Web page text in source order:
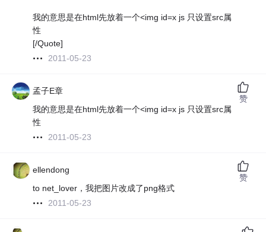
我的意思是在html先放着一个<img id=x js 只设置src属
性
[/Quote]
2011-05-23
孟子E章
我的意思是在html先放着一个<img id=x js 只设置src属
性
2011-05-23
赞
ellendong
to net_lover，我把图片改成了png格式
2011-05-23
赞